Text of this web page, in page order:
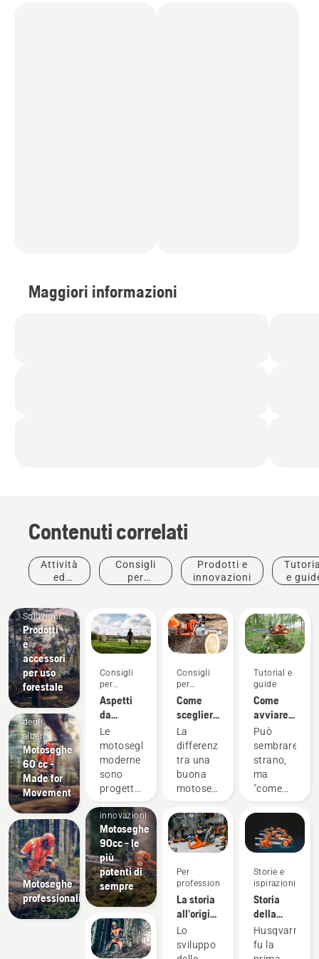
Maggiori informazioni
Contenuti correlati
Attività
ed
Consigli
per
Prodotti e
innovazioni
e
Soluzioni
Prodotti
e
accessori
per uso
forestale
Arboristi e
Professionisti
della cura
degli
alberi
Motoseghe
60 cc -
Made for
Movement
Motoseghe
professionali
Consigli
per
l'acquisto
Aspetti
da
considerare
prima di
acquistare
una
motosega
Le
motoseghe
moderne
sono
progettate
mirato
per
adattarsi
a
condizioni
di lavoro
specifiche
e utenti
specifici.
Prima di
innovazioni
Motoseghe
90cc - le
più
potenti di
sempre
Consigli
per
l'acquisto
Come
scegliere
la
motosega
più
adatta
alle tue
La
differenza
tra una
buona
motosega
motosega
più
adatta
esigenze
specifiche
può
essere
significativa.
Sappiamo
Per
professionisti
La storia
all'origine
delle
nuove
motoseghe
Lo
sviluppo
Tutorial e
guide
Come
avviare
la
motosega
Può
sembrare
strano,
ma
"come
ad
avviare
la
è una
domanda
comune
(o se
non altro
una
Storie e
ispirazioni
Storia
della
motosega
60 anni
dopo
Husqvarna
fu la